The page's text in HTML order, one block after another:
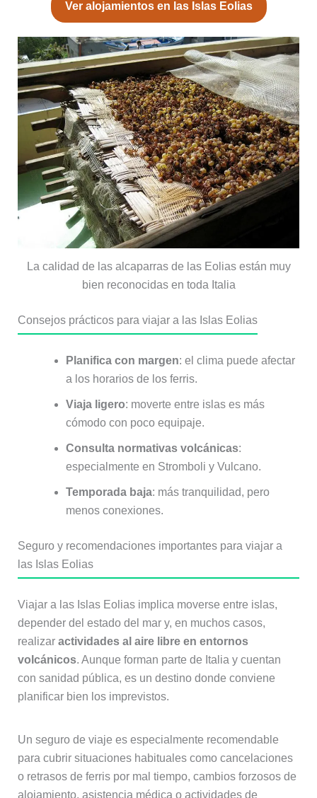
Ver alojamientos en las Islas Eolias
La calidad de las alcaparras de las Eolias están muy
bien reconocidas en toda Italia
Consejos prácticos para viajar a las Islas Eolias
Planifica con margen: el clima puede afectar
a los horarios de los ferris.
Viaja ligero: moverte entre islas es más
cómodo con poco equipaje.
Consulta normativas volcánicas:
especialmente en Stromboli y Vulcano.
Temporada baja: más tranquilidad, pero
menos conexiones.
Seguro y recomendaciones importantes para viajar a
las Islas Eolias
Viajar a las Islas Eolias implica moverse entre islas,
depender del estado del mar y, en muchos casos,
realizar actividades al aire libre en entornos
volcánicos. Aunque forman parte de Italia y cuentan
con sanidad pública, es un destino donde conviene
planificar bien los imprevistos.
Un seguro de viaje es especialmente recomendable
para cubrir situaciones habituales como cancelaciones
o retrasos de ferris por mal tiempo, cambios forzosos de
alojamiento, asistencia médica o actividades de